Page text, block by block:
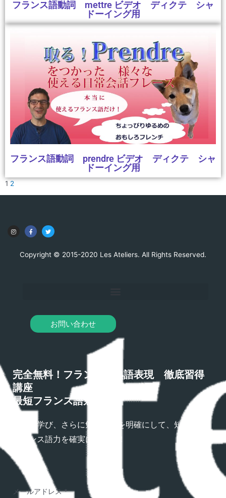
フランス語動詞 mettre ビデオ ディクテ シャ
ドーイング用
フランス語動詞 prendre ビデオ ディクテ シャ
ドーイング用
1 2
Copyright © 2015-2020 Les Ateliers. All Rights Reserved.
お問い合わせ
完全無料！フランス語熟語表現 徹底習得
講座
最短フランス語勉強法
熟語を学び、さらに勉強方法を明確にして、短期間で
フランス語力を確実にアップ！
メールアドレス*